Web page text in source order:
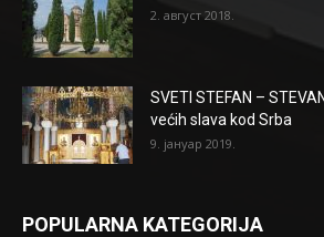
2. август 2018.
SVETI STEFAN –
većih slava kod Srba
9. јануар 2019.
POPULARNA KATEGORIJA